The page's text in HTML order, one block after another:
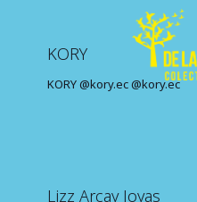
KORY
KORY @kory.ec @kory.ec
Lizz Arcay Joyas